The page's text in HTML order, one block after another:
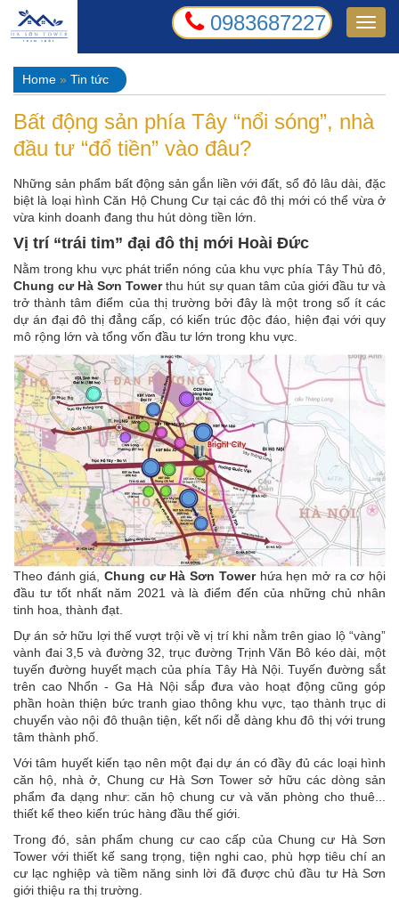
T
o
l
e
n
i
g
o
n
0983687227
Home » Tin tức
Bất động sản phía Tây “nổi sóng”, nhà
đầu tư “đổ tiền” vào đâu?
Những sản phẩm bất động sản gắn liền với đất, sổ đỏ lâu dài, đặc
biệt là loại hình Căn Hộ Chung Cư tại các đô thị mới có thể vừa ở
vừa kinh doanh đang thu hút dòng tiền lớn.
Vị trí “trái tim” đại đô thị mới Hoài Đức
Nằm trong khu vực phát triển nóng của khu vực phía Tây Thủ đô,
Chung cư Hà Sơn Towerthu hút sự quan tâm của giới đầu tư và
trở thành tâm điểm của thị trường bởi đây là một trong số ít các
dự án đại đô thị đẳng cấp, có kiến trúc độc đáo, hiện đại với quy
mô rộng lớn và tổng vốn đầu tư lớn trong khu vực.
Theo đánh giá,Chung cư Hà Sơn Towerhứa hẹn mở ra cơ hội
đầu tư tốt nhất năm 2021 và là điểm đến của những chủ nhân
tinh hoa, thành đạt.
Dự án sở hữu lợi thế vượt trội về vị trí khi nằm trên giao lộ “vàng”
vành đai 3,5 và đường 32, trục đường Trịnh Văn Bô kéo dài, một
tuyến đường huyết mạch của phía Tây Hà Nội. Tuyến đường sắt
trên cao Nhổn - Ga Hà Nội sắp đưa vào hoạt động cũng góp
phần hoàn thiện bức tranh giao thông khu vực, tạo thành trục di
chuyển vào nội đô thuận tiện, kết nối dễ dàng khu đô thị với trung
tâm thành phố.
Với tâm huyết kiến tạo nên một đại dự án có đầy đủ các loại hình
căn hộ, nhà ở, Chung cư Hà Sơn Tower sở hữu các dòng sản
phẩm đa dạng như: căn hộ chung cư và văn phòng cho thuê...
thiết kế theo kiến trúc hàng đầu thế giới.
Trong đó, sản phẩm chung cư cao cấp của Chung cư Hà Sơn
Tower với thiết kế sang trọng, tiện nghi cao, phù hợp tiêu chí an
cư lạc nghiệp và tiềm năng sinh lời đã được chủ đầu tư Hà Sơn
giới thiệu ra thị trường.